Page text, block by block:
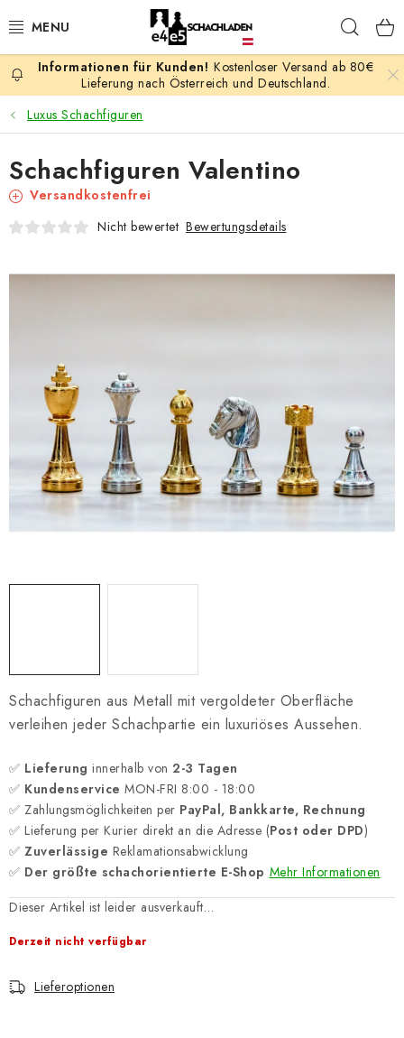
Inhalt
AKTION
SCHACHSPIELE
SCHACHFIGUREN
SCHACHBRETTER
SCHACH ONLINE
SCHACH-MERCH
SCHACH GESCHENKE
Geschäftsbedingungen
Kostenloser Versand ab 80€
Lieferung nach Österreich und Deutschland.
Luxus Schachfiguren
Schachfiguren aus Metall mit vergoldeter Oberfläche
verleihen jeder Schachpartie ein luxuriöses Aussehen.
✅ Lieferung innerhalb von 2-3 Tagen
✅ Kundenservice MON-FRI 8:00 - 18:00
✅ Zahlungsmöglichkeiten per PayPal, Bankkarte, Rechnung
✅ Lieferung per Kurier direkt an die Adresse (Post oder DPD)
✅ Zuverlässige Reklamationsabwicklung
✅ Der größte schachorientierte E-Shop Mehr Informationen
Dieser Artikel ist leider ausverkauft…
Derzeit nicht verfügbar
Lieferoptionen
Schachfiguren Valentino
Versandkostenfrei
Nicht bewertet Bewertungsdetails